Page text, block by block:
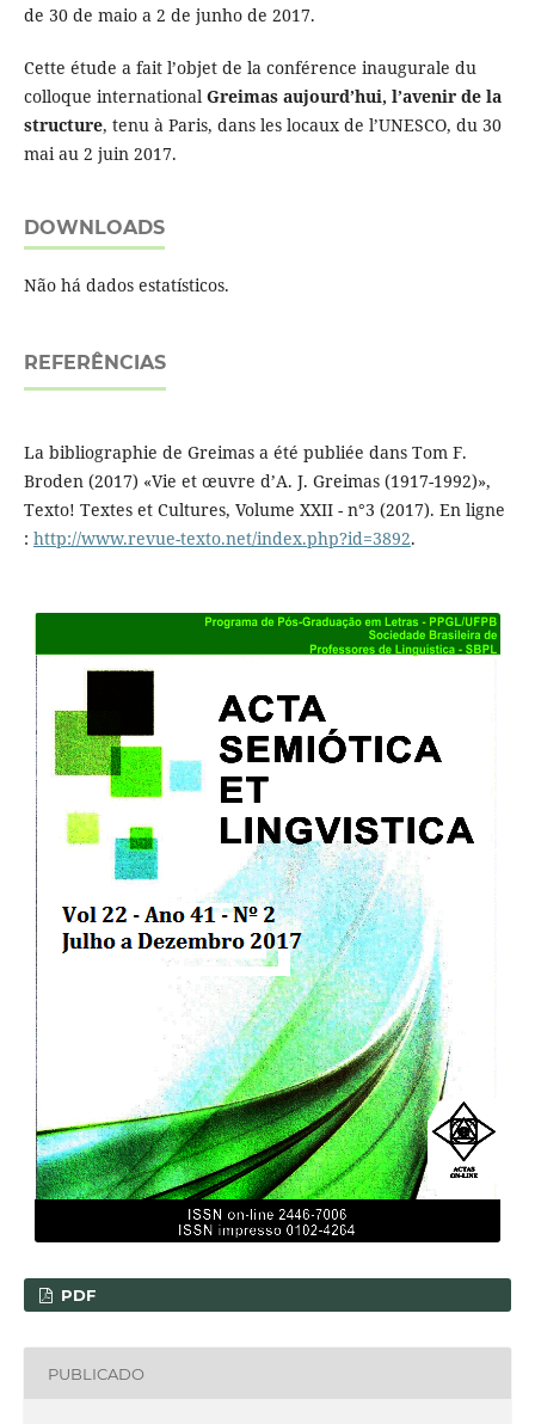
de 30 de maio a 2 de junho de 2017.
Cette étude a fait l’objet de la conférence inaugurale du
colloque international Greimas aujourd’hui, l’avenir de la
structure, tenu à Paris, dans les locaux de l’UNESCO, du 30
mai au 2 juin 2017.
DOWNLOADS
Não há dados estatísticos.
REFERÊNCIAS
La bibliographie de Greimas a été publiée dans Tom F.
Broden (2017) «Vie et œuvre d’A. J. Greimas (1917-1992)»,
Texto! Textes et Cultures, Volume XXII - n°3 (2017). En ligne
: http://www.revue-texto.net/index.php?id=3892.
PDF
PUBLICADO